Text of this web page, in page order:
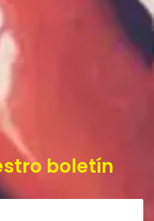
boletín